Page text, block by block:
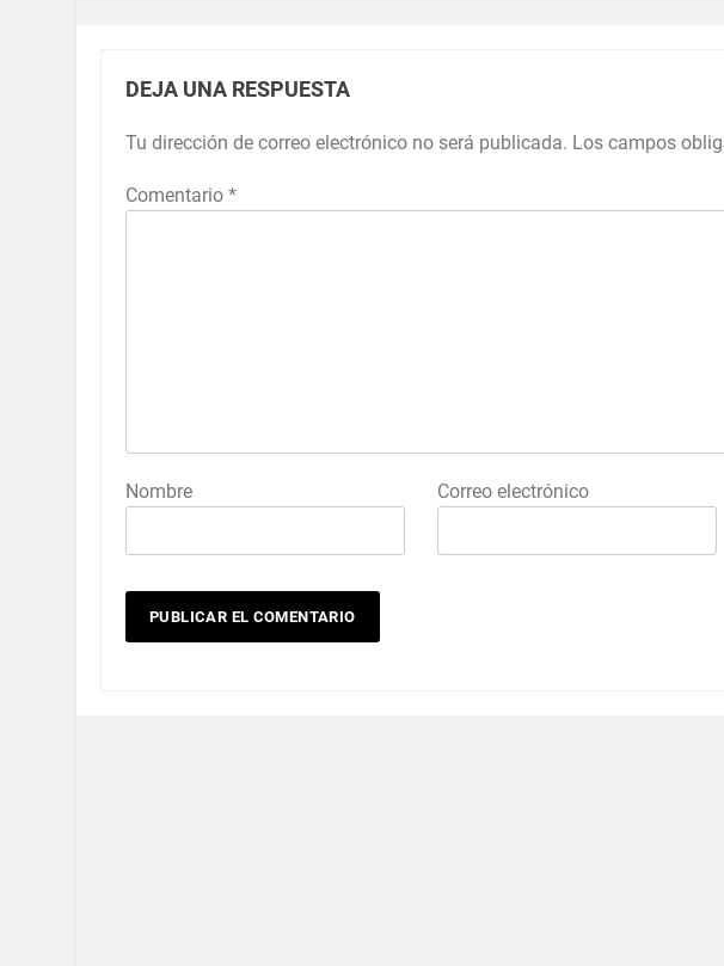
DEJA UNA RESPUESTA
Tu dirección de correo electrónico no será publicada. Los campos
Comentario *
Nombre Correo electrónico